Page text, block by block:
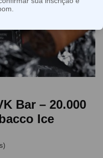
Bar – 20.000
Ice